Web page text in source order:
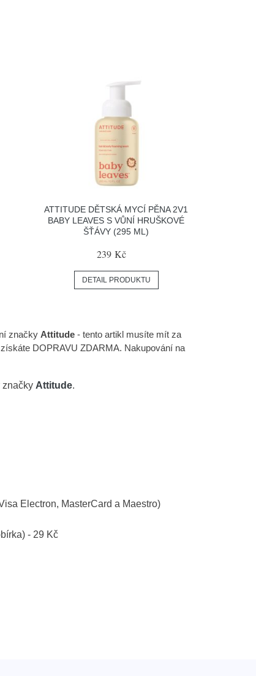
ATTITUDE DĚTSKÁ MYCÍ PĚNA 2V1
BABY LEAVES S VŮNÍ HRUŠKOVÉ
ŠŤÁVY (295 ML)
239 Kč
DETAIL PRODUKTU
značky Attitude - tento artikl musíte mít za
DOPRAVU ZDARMA. Nakupování na
značky Attitude.
Electron, MasterCard a Maestro)
- 29 Kč